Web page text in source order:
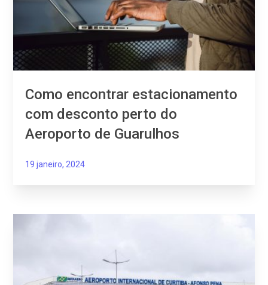
Como encontrar estacionamento
com desconto perto do
Aeroporto de Guarulhos
19 janeiro, 2024